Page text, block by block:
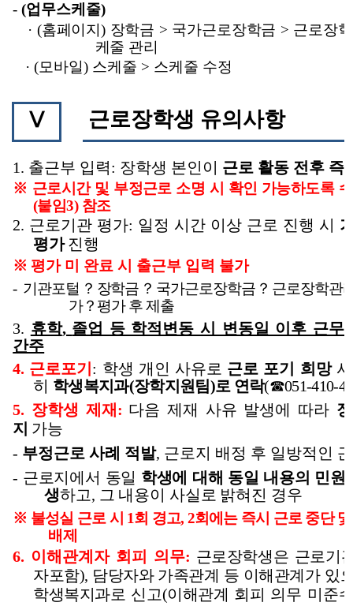
-(업무스케줄)
· (홈페이지) 장학금 > 국가근로장학금 > 근로장
케줄 관리
· (모바일) 스케줄 > 스케줄 수정
Ⅴ 근로장학생 유의사항
1. 출근부 입력: 장학생 본인이 근로 활동 전후 즉
※ 근로시간 및 부정근로 소명 시 확인 가능하도록
(붙임3) 참조
2. 근로기관 평가: 일정 시간 이상 근로 진행 시
평가 진행
※ 평가 미 완료 시 출근부 입력 불가
- 기관포털 ？ 장학금 ？ 국가근로장학금？ 근로장학관
가？ 평가 후 제출
3. 휴학, 졸업 등 학적변동 시 변동일 이후 근무
간주
4. 근로포기: 학생 개인 사유로 근로 포기 희망 시
히 학생복지과(장학지원팀)로 연락(☎051-410-
5. 장학생 제재 : 다음 제재 사유 발생에 따라
지 가능
- 부정근로 사례 적발, 근로지 배정 후 일방적인
- 근로지에서 동일 학생에 대해 동일 내용의 민원
생하고, 그 내용이 사실로 밝혀진 경우
※ 불성실 근로 시 1회 경고, 2회에는 즉시 근로 중단
배제
6. 이해관계자 회피 의무: 근로장학생은 근로기
자포함), 담당자와 가족관계 등 이해관계가 있
학생복지과로 신고(이해관계 회피 의무 미준